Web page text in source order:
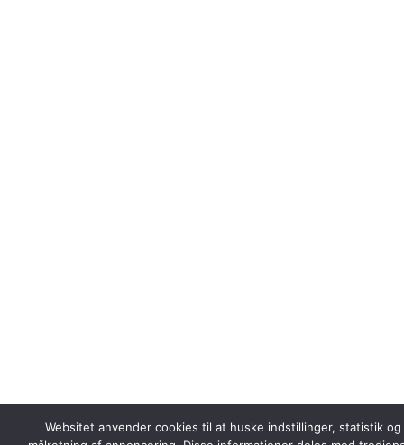
Websitet anvender cookies til at huske indstillinger, statistik og